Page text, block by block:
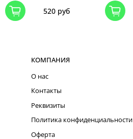
520 руб
КОМПАНИЯ
О нас
Контакты
Реквизиты
Политика конфиденциальности
Оферта